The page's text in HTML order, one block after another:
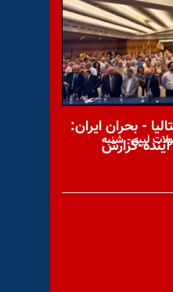
لیبی- شنبه
- بحران ایران:
گزارش